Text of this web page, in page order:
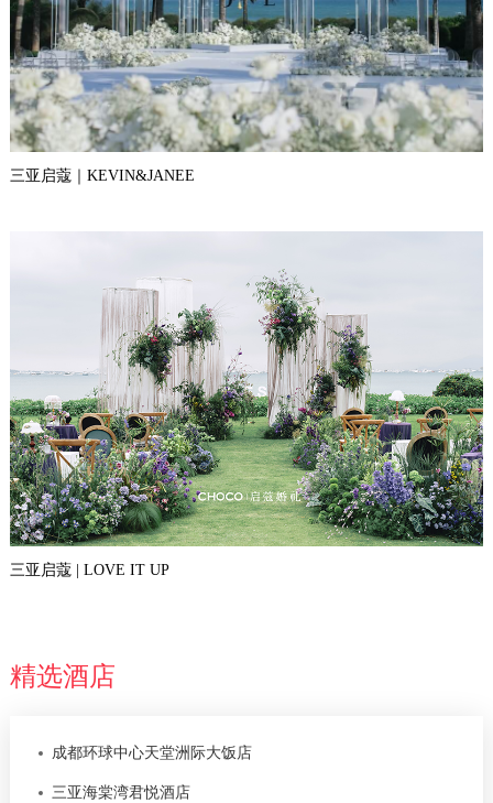
三亚启蔻｜KEVIN&JANEE
三亚启蔻 | LOVE IT UP
精选酒店
成都环球中心天堂洲际大饭店
三亚海棠湾君悦酒店